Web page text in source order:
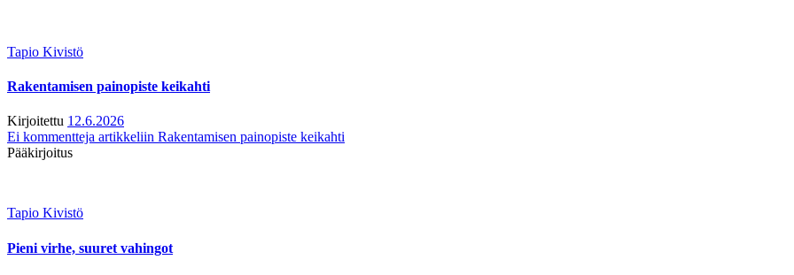
Tapio Kivistö
Rakentamisen painopiste keikahti
Kirjoitettu 12.6.2026
Ei kommentteja artikkeliin Rakentamisen painopiste keikahti
Pääkirjoitus
Tapio Kivistö
Pieni virhe, suuret vahingot